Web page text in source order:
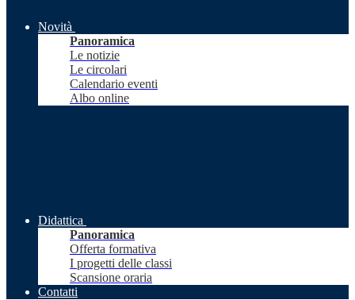
Novità
Panoramica
Le notizie
Le circolari
Calendario eventi
Albo online
Didattica
Panoramica
Offerta formativa
I progetti delle classi
Scansione oraria
Contatti